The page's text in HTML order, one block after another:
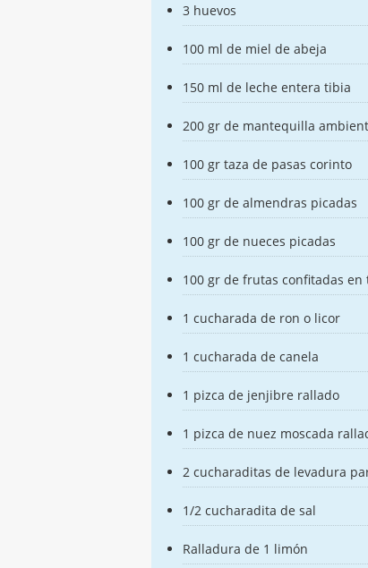
3 huevos
100 ml de miel de abeja
150 ml de leche entera tibia
200 gr de mantequilla
100 gr taza de pasas corinto
100 gr de almendras picadas
100 gr de nueces picadas
100 gr de frutas confitadas en
1 cucharada de ron o licor
1 cucharada de canela
1 pizca de jenjibre rallado
1 pizca de nuez moscada
2 cucharaditas de levadura
1/2 cucharadita de sal
Ralladura de 1 limón